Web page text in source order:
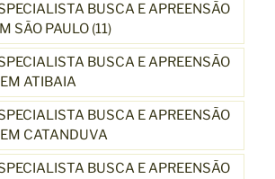
BUSCA E APREENSÃO
SÃO PAULO (11)
BUSCA E APREENSÃO
ATIBAIA
BUSCA E APREENSÃO
CATANDUVA
BUSCA E APREENSÃO